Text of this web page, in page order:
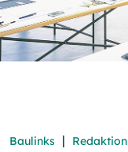
Baulinks | Redaktion